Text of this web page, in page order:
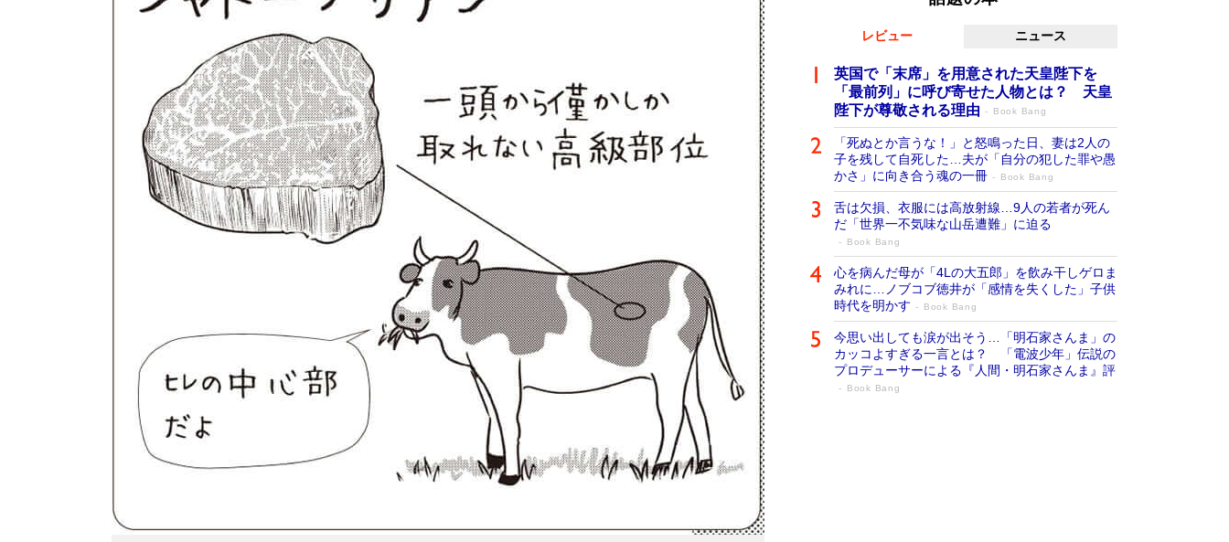
レビュー ニュース
英国で「末席」を用意された天皇陛下を
「最前列」に呼び寄せた人物とは？ 天皇
陛下が尊敬される理由
Book Bang
「死ぬとか言うな！」と怒鳴った日、妻は2人の
子を残して自死した…夫が「自分の犯した罪や愚
かさ」に向き合う魂の一冊
Book Bang
舌は欠損、衣服には高放射線…9人の若者が死ん
だ「世界一不気味な山岳遭難」に迫る
Book Bang
心を病んだ母が「4Lの大五郎」を飲み干しゲロま
みれに…ノブコブ徳井が「感情を失くした」子供
時代を明かす
Book Bang
今思い出しても涙が出そう…「明石家さんま」の
カッコよすぎる一言とは？ 「電波少年」伝説の
プロデューサーによる『人間・明石家さんま』評
Book Bang